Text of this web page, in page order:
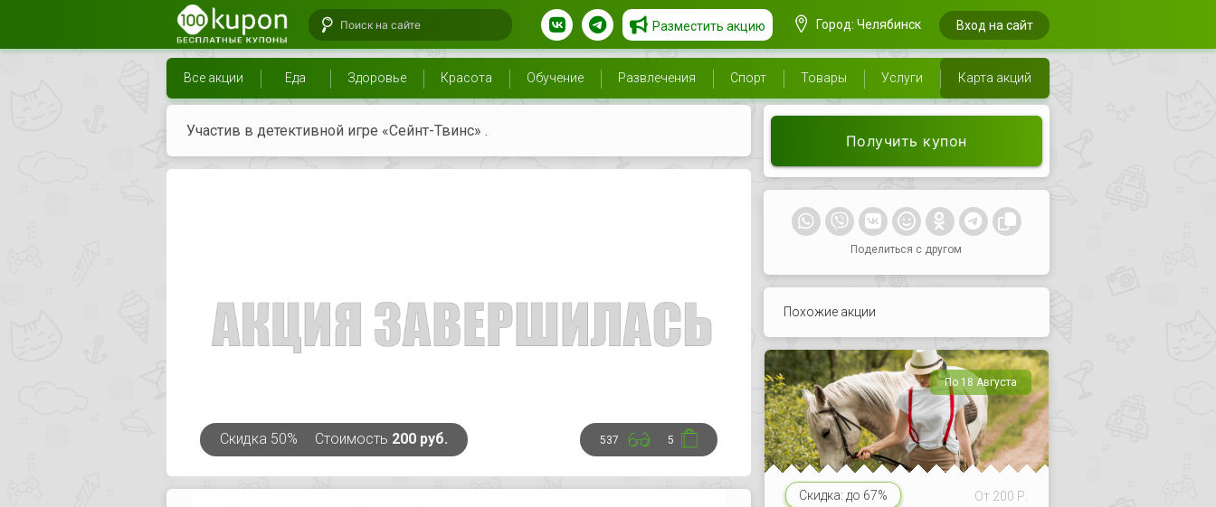
Разместить акцию Город: Челябинск Вход на сайт
Все акции Еда Здоровье Красота Обучение Развлечения Спорт Товары Услуги Карта акций
Участив в детективной игре «Сейнт-Твинс» .
Скидка 50% Стоимость 200 руб. 537 5
Получить купон
Поделиться с другом
Похожие акции
По 18 Августа
Скидка: до 67% От 200 Р.